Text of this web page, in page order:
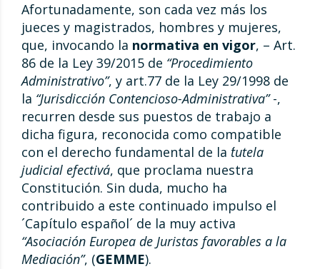
Afortunadamente, son cada vez más los
jueces y magistrados, hombres y mujeres,
que, invocando la normativa en vigor, – Art.
86 de la Ley 39/2015 de “Procedimiento
Administrativo”, y art.77 de la Ley 29/1998 de
la “Jurisdicción Contencioso-Administrativa”-,
recurren desde sus puestos de trabajo a
dicha figura, reconocida como compatible
con el derecho fundamental de la ´tutela
judicial efectiva´, que proclama nuestra
Constitución. Sin duda, mucho ha
contribuido a este continuado impulso el
´Capítulo español´ de la muy activa
“Asociación Europea de Juristas favorables a la
Mediación”, (GEMME).